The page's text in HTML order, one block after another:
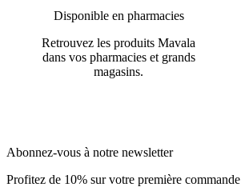
Disponible en pharmacies
Retrouvez les produits Mavala
dans vos pharmacies et grands
magasins.
Abonnez-vous à notre newsletter
Profitez de 10% sur votre première commande